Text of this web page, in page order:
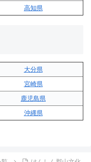
高知県
大分県
宮崎県
鹿児島県
沖縄県